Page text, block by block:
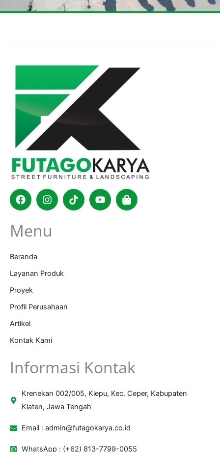
FacebookInstagram
TiktokYoutubeShopping-
bag
Menu
Beranda
Layanan Produk
Proyek
Profil Perusahaan
Artikel
Kontak Kami
Informasi Kontak
Krenekan 002/005, Klepu, Kec. Ceper, Kabupaten
Klaten, Jawa Tengah
Email :admin@futagokarya.co.id
WhatsApp : (+62) 813-7799-0055